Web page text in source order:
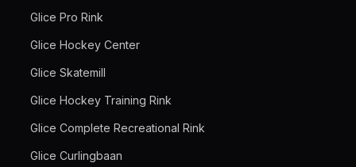
Glice Pro Rink
Glice Hockey Center
Glice Skatemill
Glice Hockey Training Rink
Glice Complete Recreational Rink
Glice Curlingbaan